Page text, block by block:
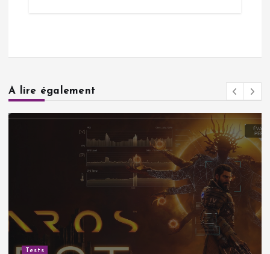
A lire également
Tests